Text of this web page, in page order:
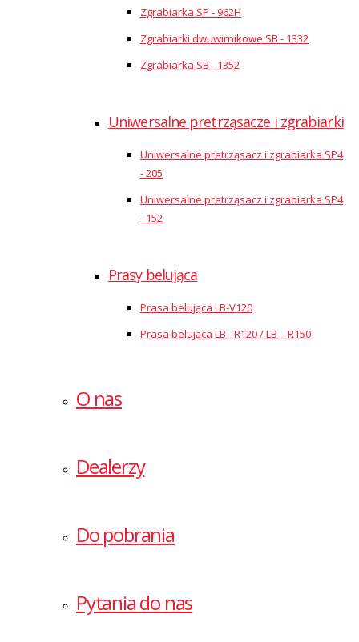
Zgrabiarka SP - 962H
Zgrabiarki dwuwirnikowe SB - 1332
Zgrabiarka SB - 1352
Uniwersalne pretrząsacze i zgrabiarki
Uniwersalne pretrząsacz i zgrabiarka SP4
- 205
Uniwersalne pretrząsacz i zgrabiarka SP4
- 152
Prasy belująca
Prasa belująca LB-V120
Prasa belująca LB - R120 / LB – R150
O nas
Dealerzy
Do pobrania
Pytania do nas